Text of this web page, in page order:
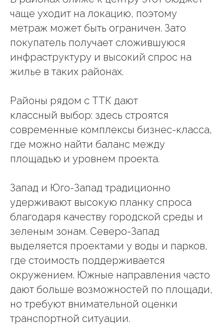
чаще уходит на локацию, поэтому
метраж может быть ограничен. Зато
покупатель получает сложившуюся
инфраструктуру и высокий спрос на
жилье в таких районах.
Районы рядом с ТТК дают
классный выбор: здесь строятся
современные комплексы бизнес-класса,
где можно найти баланс между
площадью и уровнем проекта.
Запад и Юго-Запад традиционно
удерживают высокую планку спроса
благодаря качеству городской среды и
зеленым зонам. Северо-Запад
выделяется проектами у воды и парков,
где стоимость поддерживается
окружением. Южные направления часто
дают больше возможностей по площади,
но требуют внимательной оценки
транспортной ситуации.